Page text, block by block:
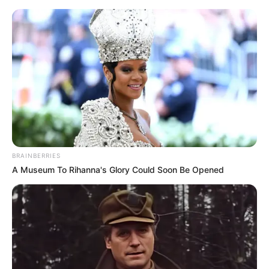
MENU
TAG: 2S25M SPRUT-SDM1
KURGANMASHZAVOD TUNTASKAN BATCH
TERAKHIR PENGIRIMAN RANPUR BMP-3,
BRAINBERRIES
A Museum To Rihanna's Glory Could Soon Be Opened